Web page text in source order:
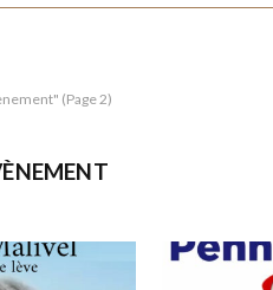
(Page 2)